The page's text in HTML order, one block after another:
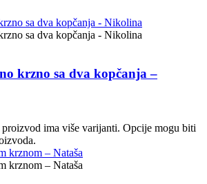
krzno sa dva kopčanja –
ima više varijanti. Opcije mogu biti